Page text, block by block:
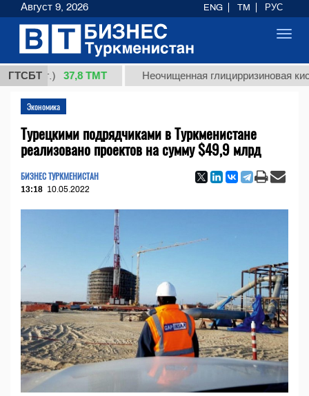
ГТСБТ
(кг.) 37,8 ТМТ Неочищенная глицирризиновая кислота
Экономика
Турецкими подрядчиками в Туркменистане
реализовано проектов на сумму $49,9 млрд
БИЗНЕС ТУРКМЕНИСТАН
13:18 10.05.2022
Август 9, 2026 ENG TM РУС